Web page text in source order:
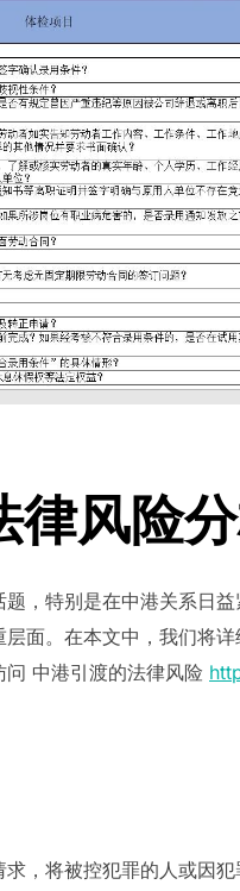
律风险
，特别是在中港关系日
面。在本文中，我们将
中港引渡的法律风险
，将被控犯罪的人或因